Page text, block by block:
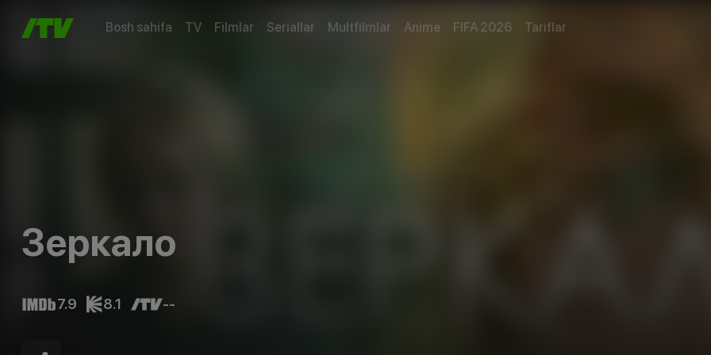
Bosh sahifa TV Filmlar Seriallar Multfilmlar Anime FIFA 2026 Tariflar
Зеркало
7.9 8.1 --